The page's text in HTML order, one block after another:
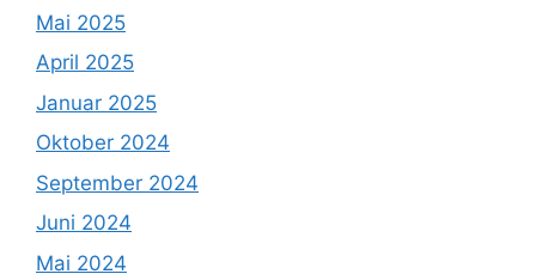
Mai 2025
April 2025
Januar 2025
Oktober 2024
September 2024
Juni 2024
Mai 2024